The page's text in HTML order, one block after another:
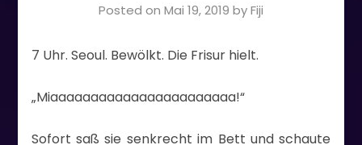
Posted on Mai 19, 2019 byFiji
7 Uhr. Seoul. Bewölkt. Die Frisur hielt.
„Miaaaaaaaaaaaaaaaaaaaaaaa!“
Sofort saß sie senkrecht im Bett und schaute